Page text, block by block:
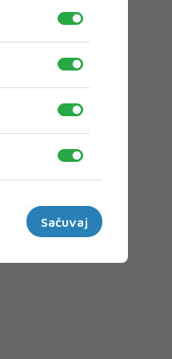
Sačuvaj